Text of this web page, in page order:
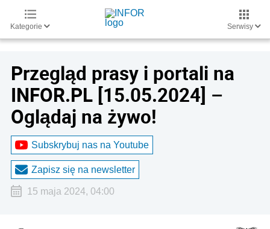
Kategorie Serwisy
Przegląd prasy i portali na
INFOR.PL [15.05.2024] –
Oglądaj na żywo!
Subskrybuj nas na Youtube
Zapisz się na newsletter
15 maja 2024, 04:00